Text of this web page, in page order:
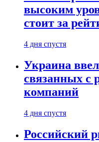
высоким
стоит за
4 дня спустя
Украина
связанных с
компаний
4 дня спустя
Российский